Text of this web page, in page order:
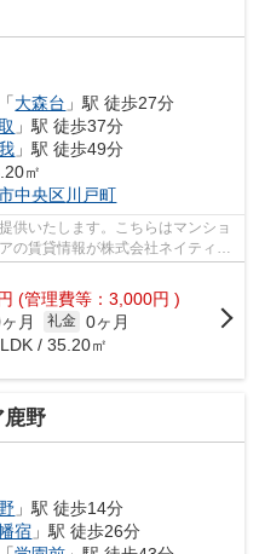
「大森台 」駅 徒歩27分
」駅 徒歩37分
」駅 徒歩49分
㎡
中央区川戸町
供いたします。こちらはマンショ
の賃貸情報が株式会社ネイティ
(管理費等：3,000円 )
月 礼金 0ヶ月
/ 35.20㎡
鹿野
」駅 徒歩14分
宿 」駅 徒歩26分